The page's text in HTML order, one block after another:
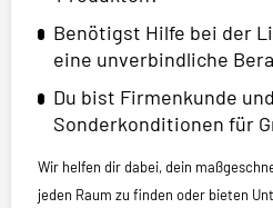
Benötigst Hilfe bei der
eine unverbindliche
Du bist Firmenkunde
Sonderkonditionen für
Wir helfen dir dabei, dein
jeden Raum zu finden oder bieten